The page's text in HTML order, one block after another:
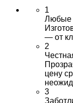
1
Любые
— от
2
цену
3